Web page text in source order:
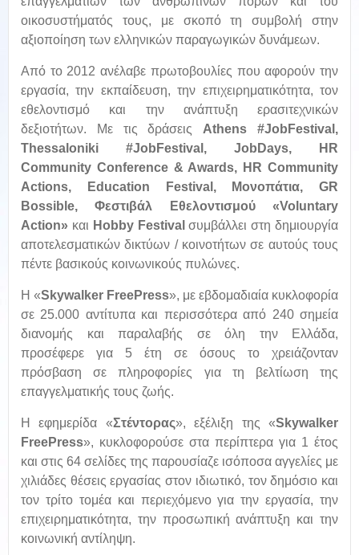
οικοσυστήματός τους, με σκοπό τη συμβολή στην
αξιοποίηση των ελληνικών παραγωγικών δυνάμεων.
Από το 2012 ανέλαβε πρωτοβουλίες που αφορούν την
εργασία, την εκπαίδευση, την επιχειρηματικότητα, τον
εθελοντισμό και την ανάπτυξη ερασιτεχνικών
δεξιοτήτων. Με τις δράσεις Athens #JobFestival,
Thessaloniki #JobFestival, JobDays, HR
Community Conference & Awards, HR Community
Actions, Εducation Festival, Μονοπάτια, GR
Bossible, Φεστιβάλ Εθελοντισμού «Voluntary
Action» και Hobby Festival συμβάλλει στη δημιουργία
αποτελεσματικών δικτύων / κοινοτήτων σε αυτούς τους
πέντε βασικούς κοινωνικούς πυλώνες.
H «Skywalker FreePress», με εβδομαδιαία κυκλοφορία
σε 25.000 αντίτυπα και περισσότερα από 240 σημεία
διανομής και παραλαβής σε όλη την Ελλάδα,
προσέφερε για 5 έτη σε όσους το χρειάζονταν
πρόσβαση σε πληροφορίες για τη βελτίωση της
επαγγελματικής τους ζωής.
Η εφημερίδα «Στέντορας», εξέλιξη της «Skywalker
FreePress», κυκλοφορούσε στα περίπτερα για 1 έτος
και στις 64 σελίδες της παρουσίαζε ισόποσα αγγελίες με
χιλιάδες θέσεις εργασίας στον ιδιωτικό, τον δημόσιο και
τον τρίτο τομέα και περιεχόμενο για την εργασία, την
επιχειρηματικότητα, την προσωπική ανάπτυξη και την
κοινωνική αντίληψη.